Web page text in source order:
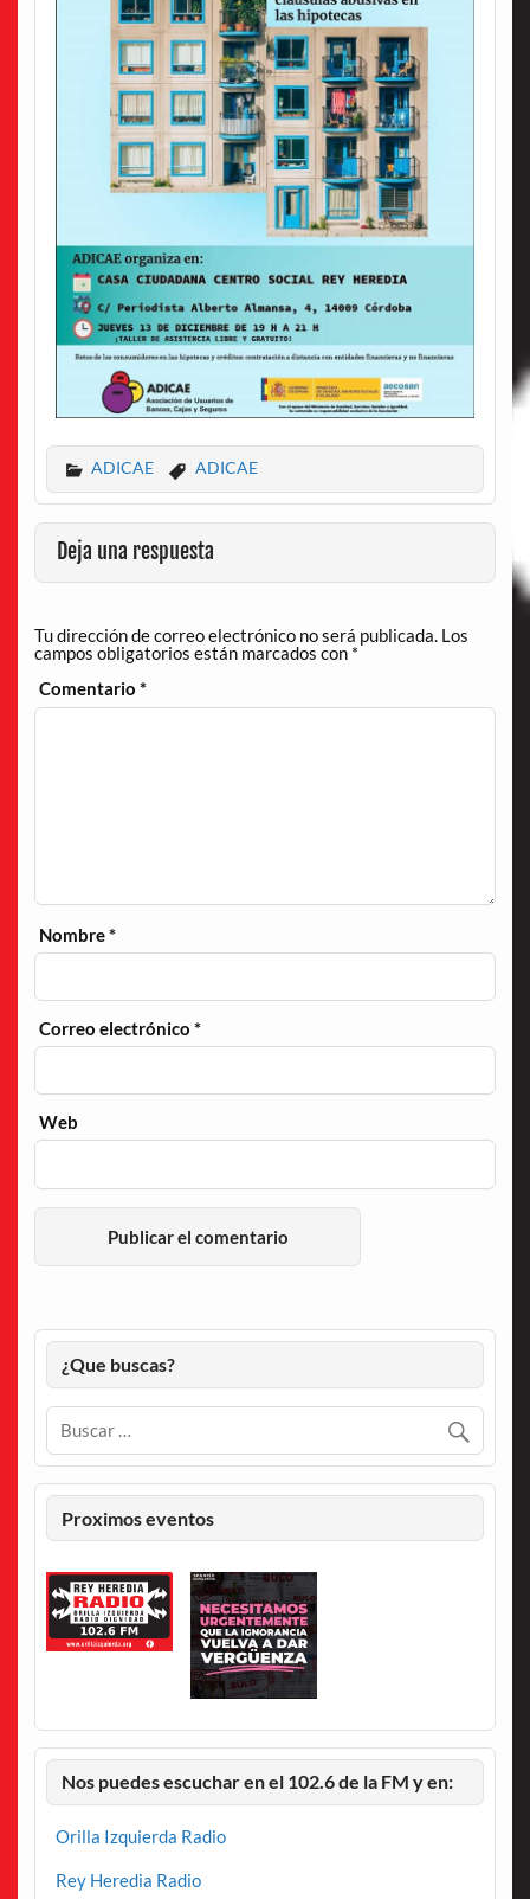
ADICAE ADICAE
Deja una respuesta
Tu dirección de correo electrónico no será publicada. Los
campos obligatorios están marcados con *
Comentario*
Nombre*
Correo electrónico*
Web
¿Que buscas?
Proximos eventos
Nos puedes escuchar en el 102.6 de la FM y en:
Orilla Izquierda Radio
Rey Heredia Radio